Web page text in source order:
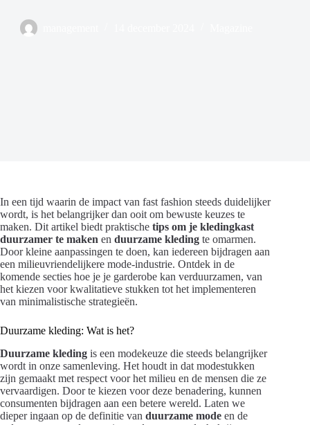
In een tijd waarin de impact van fast fashion steeds duidelijker
wordt, is het belangrijker dan ooit om bewuste keuzes te
maken. Dit artikel biedt praktische tips om je kledingkast
duurzamer te maken en duurzame kleding te omarmen.
Door kleine aanpassingen te doen, kan iedereen bijdragen aan
een milieuvriendelijkere mode-industrie. Ontdek in de
komende secties hoe je je garderobe kan verduurzamen, van
het kiezen voor kwalitatieve stukken tot het implementeren
van minimalistische strategieën.
Duurzame kleding: Wat is het?
Duurzame kleding is een modekeuze die steeds belangrijker
wordt in onze samenleving. Het houdt in dat modestukken
zijn gemaakt met respect voor het milieu en de mensen die ze
vervaardigen. Door te kiezen voor deze benadering, kunnen
consumenten bijdragen aan een betere wereld. Laten we
dieper ingaan op de definitie van duurzame mode en de